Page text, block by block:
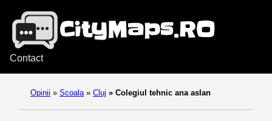
Contact
Opinii » Scoala » Cluj » Colegiul tehnic ana aslan